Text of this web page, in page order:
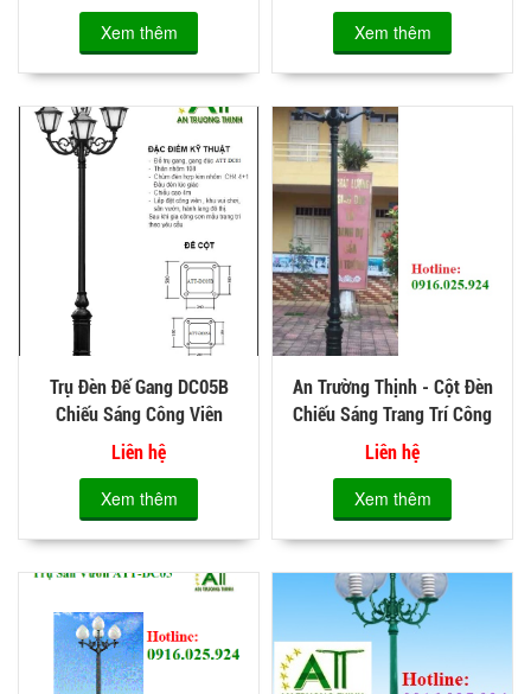
Xem thêm Xem thêm
Trụ Đèn Đế Gang DC05B
Chiếu Sáng Công Viên
Liên hệ
Xem thêm
An Trường Thịnh - Cột Đèn
Chiếu Sáng Trang Trí Công
Viên DC06
Liên hệ
Xem thêm